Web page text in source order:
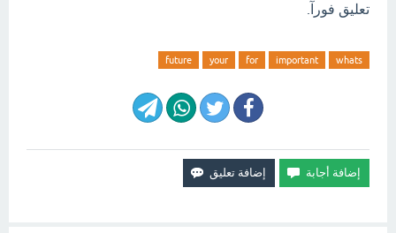
تعليق فورآ.
whats
important
for
your
future